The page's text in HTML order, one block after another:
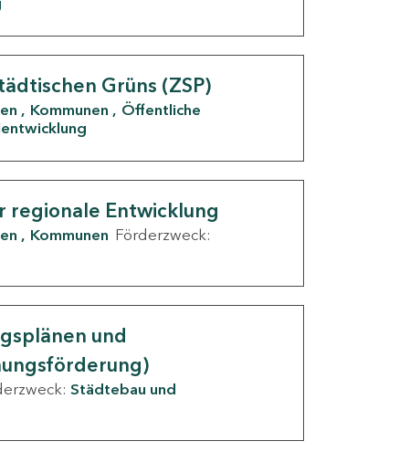
Grüns (ZSP)
Kommunen
Öffentliche
Entwicklung
Kommunen Förderzweck:
und
Städtebau und